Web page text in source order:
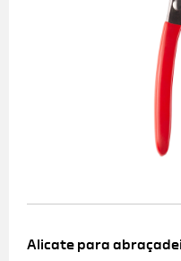
Alicate para